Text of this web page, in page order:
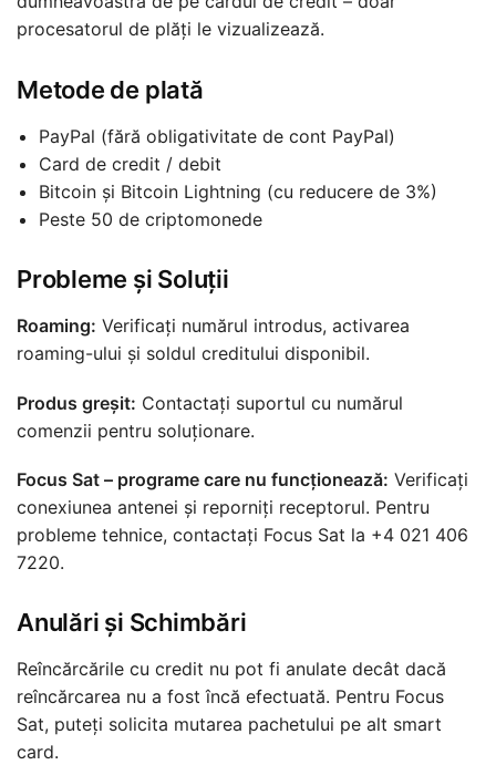
procesatorul de plăți le vizualizează.
Metode de plată
PayPal (fără obligativitate de cont PayPal)
Card de credit / debit
Bitcoin și Bitcoin Lightning (cu reducere de 3%)
Peste 50 de criptomonede
Probleme și Soluții
Roaming: Verificați numărul introdus, activarea
roaming-ului și soldul creditului disponibil.
Produs greșit: Contactați suportul cu numărul
comenzii pentru soluționare.
Focus Sat – programe care nu funcționează: Verificați
conexiunea antenei și reporniți receptorul. Pentru
probleme tehnice, contactați Focus Sat la +4 021 406
7220.
Anulări și Schimbări
Reîncărcările cu credit nu pot fi anulate decât dacă
reîncărcarea nu a fost încă efectuată. Pentru Focus
Sat, puteți solicita mutarea pachetului pe alt smart
card.